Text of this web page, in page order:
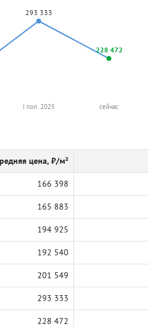
293 333
228 472
I пол. 2025 сейчас
цена, ₽/м²
166 398
165 883
194 925
192 540
201 549
293 333
228 472